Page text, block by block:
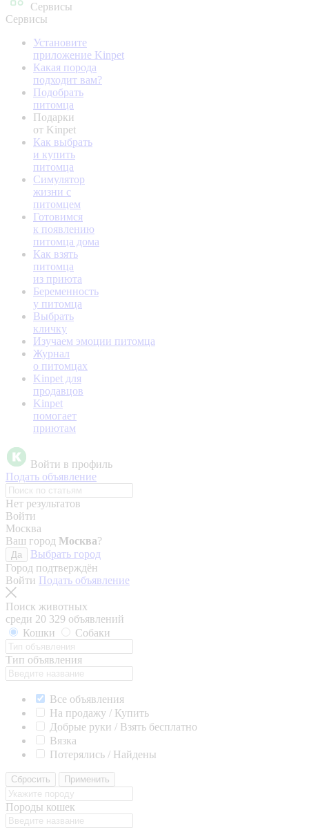
Сервисы
Сервисы
Установите
приложение Kinpet
Какая порода
подходит вам?
Подобрать
питомца
Подарки
от Kinpet
Как выбрать
и купить
питомца
Симулятор
жизни с
питомцем
Готовимся
к появлению
питомца дома
Как взять
питомца
из приюта
Беременность
у питомца
Выбрать
кличку
Изучаем эмоции питомца
Журнал
о питомцах
Kinpet для
продавцов
Kinpet
помогает
приютам
Войти в профиль
Подать объявление
Нет результатов
Войти
Москва
Ваш город Москва?
Да
Выбрать город
Город подтверждён
Войти Подать объявление
Поиск животных
среди 20 329 объявлений
Кошки
Собаки
Тип объявления
Все объявления
На продажу / Купить
Добрые руки / Взять бесплатно
Вязка
Потерялись / Найдены
Сбросить Применить
Породы кошек